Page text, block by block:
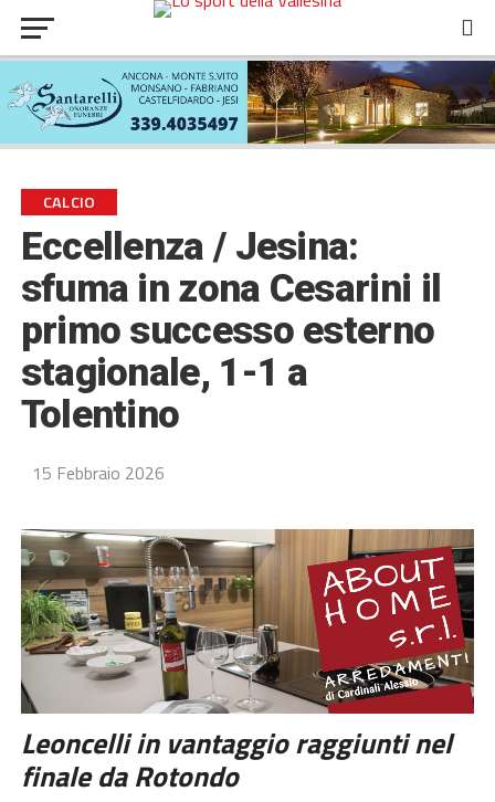
CALCIO
Eccellenza / Jesina:
sfuma in zona Cesarini il
primo successo esterno
stagionale, 1-1 a
Tolentino
15 Febbraio 2026
Leoncelli in vantaggio raggiunti nel
finale da Rotondo